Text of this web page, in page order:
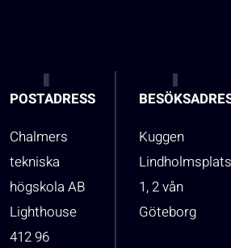
POSTADRESS
Chalmers
tekniska
högskola AB
Lighthouse
412 96
Kuggen
1, 2 vån
Göteborg